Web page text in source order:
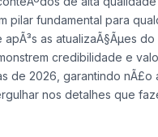
de alta
fundamental para
as atualizaÃ§Ãµes
credibilidade e valor
de 2026, garantindo nÃ£o